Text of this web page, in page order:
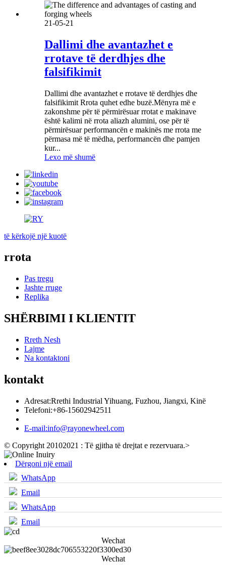
21-05-21
Dallimi dhe avantazhet e
rrotave të derdhjes dhe
falsifikimit
Dallimi dhe avantazhet e rrotave të derdhjes dhe
falsifikimit Rrota quhet edhe buzë.Mënyra më e
zakonshme për të përmirësuar rrotat e makinave
është kalimi në rrota aliazh alumini, ose për të
përmirësuar performancën e makinës me rrota me
përmasa më të mëdha, performancën dhe pamjen
kur...
Lexo më shumë
të kërkojë një kuotë
rrota
Pas tregu
Jashte rruge
Replika
SHËRBIMI I KLIENTIT
Rreth Nesh
Lajme
Na kontaktoni
kontakt
Adresat:Rrethi Industrial Yihuang, Fuzhou, Jiangxi, Kinë
Telefoni:+86-15602942511
E-mail:info@rayonewheel.com
© Copyright 20102021 : Të gjitha të drejtat e rezervuara.>
Dërgoni një email
WhatsApp
Email
WhatsApp
Email
Wechat
Wechat